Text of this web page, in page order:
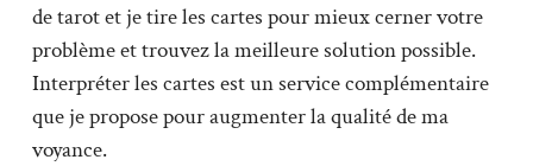
de tarot et je tire les cartes pour mieux cerner votre
problème et trouvez la meilleure solution possible.
Interpréter les cartes est un service complémentaire
que je propose pour augmenter la qualité de ma
voyance.